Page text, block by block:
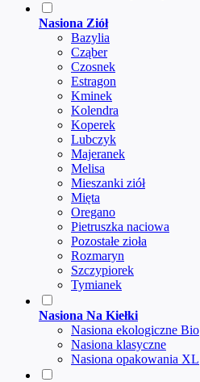
Nasiona Ziół
Bazylia
Cząber
Czosnek
Estragon
Kminek
Kolendra
Koperek
Lubczyk
Majeranek
Melisa
Mieszanki ziół
Mięta
Oregano
Pietruszka naciowa
Pozostałe zioła
Rozmaryn
Szczypiorek
Tymianek
Nasiona Na Kiełki
Nasiona ekologiczne Bio
Nasiona klasyczne
Nasiona opakowania XL